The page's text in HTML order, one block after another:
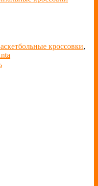
кроссовки,